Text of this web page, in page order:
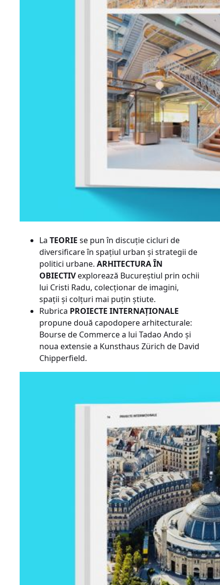
La TEORIE se pun în discuție cicluri de
diversificare în spațiul urban și strategii de
politici urbane. ARHITECTURA ÎN
OBIECTIVexplorează Bucureștiul prin ochii
lui Cristi Radu, colecționar de imagini,
spații și colțuri mai puțin știute.
Rubrica PROIECTE INTERNAȚIONALE
propune două capodopere arhitecturale:
Bourse de Commerce a lui Tadao Ando și
noua extensie a Kunsthaus Zürich de David
Chipperfield.